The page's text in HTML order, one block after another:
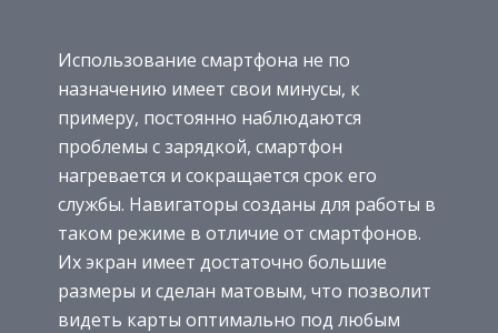
Использование смартфона не по
назначению имеет свои минусы, к
примеру, постоянно наблюдаются
проблемы с зарядкой, смартфон
нагревается и сокращается срок его
службы. Навигаторы созданы для работы в
таком режиме в отличие от смартфонов.
Их экран имеет достаточно большие
размеры и сделан матовым, что позволит
видеть карты оптимально под любым